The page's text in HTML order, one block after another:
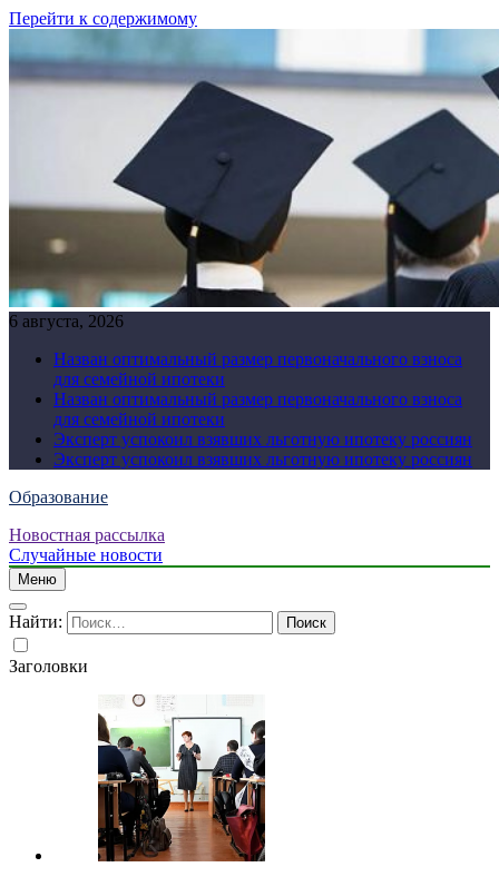
Перейти к содержимому
6 августа, 2026
Назван оптимальный размер первоначального взноса
для семейной ипотеки
Назван оптимальный размер первоначального взноса
для семейной ипотеки
Эксперт успокоил взявших льготную ипотеку россиян
Эксперт успокоил взявших льготную ипотеку россиян
Образование
Новостная рассылка
Случайные новости
Меню
Найти:
Заголовки